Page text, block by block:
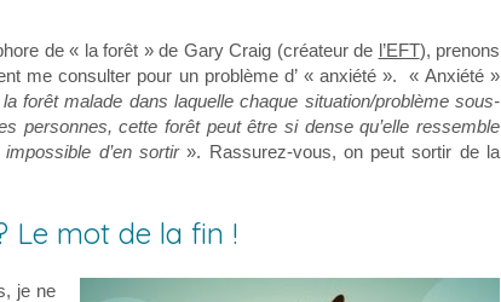
de « la forêt » de Gary Craig (créateur de l’EFT), prenons
me consulter pour un problème d’ « anxiété ». « Anxiété »
la forêt malade dans laquelle chaque situation/problème sous-
personnes, cette forêt peut être si dense qu’elle ressemble
impossible d’en sortir». Rassurez-vous, on peut sortir de la
Le mot de la fin !
je ne